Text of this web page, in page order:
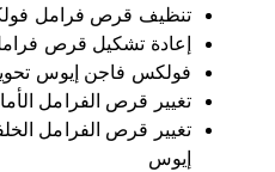
تنظيف قرص فرامل
إعادة تشكيل قرص
فولكس فاجن إيوس
تغيير قرص الفرامل
تغيير قرص الفرامل
إيوس